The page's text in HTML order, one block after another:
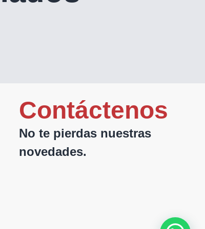
Contáctenos
No te pierdas nuestras
novedades.